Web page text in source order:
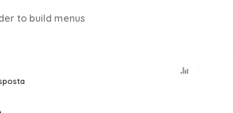
to build menus